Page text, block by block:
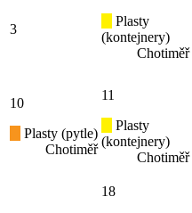
3
Plasty
(kontejnery)
Chotiměř
10
Plasty (pytle)
Chotiměř
11
Plasty
(kontejnery)
Chotiměř
18